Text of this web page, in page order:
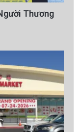
Thương